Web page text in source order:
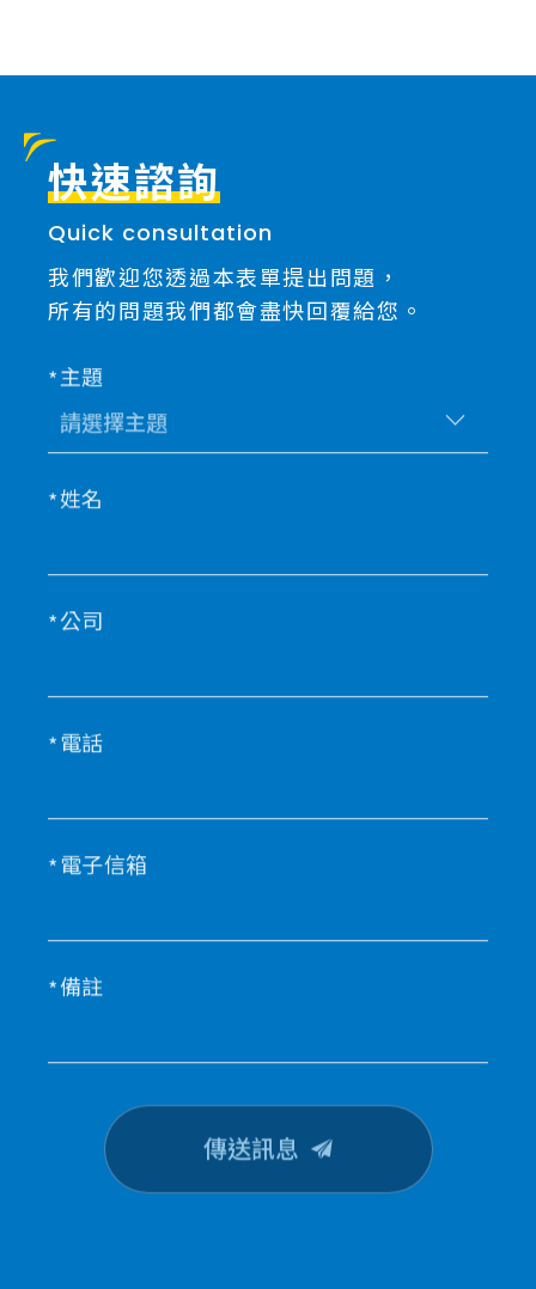
快速諮詢
Quick consultation
我們歡迎您透過本表單提出問題，
所有的問題我們都會盡快回覆給您。
主題
姓名
公司
電話
電子信箱
備註
傳送訊息